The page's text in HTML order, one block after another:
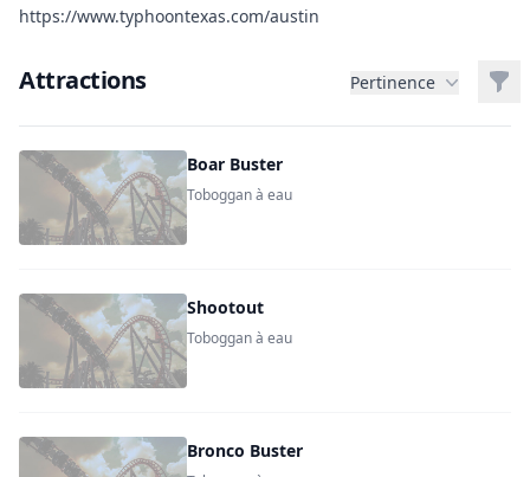
https://www.typhoontexas.com/austin
Attractions Pertinence
Boar Buster
Toboggan à eau
Shootout
Toboggan à eau
Bronco Buster